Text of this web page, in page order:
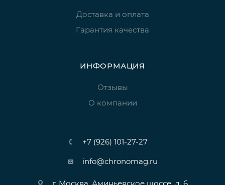
Доставка и оплата
Гарантия качества
ИНФОРМАЦИЯ
Отзывы
О компании
+7 (926) 101-27-27
info@chronomag.ru